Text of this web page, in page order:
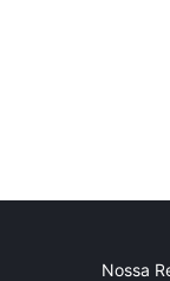
Nossa